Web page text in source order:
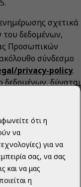
σχετικά
δεδομένων,
Προσωπικών
σύνδεσμο
privacy-policy.
δεδομένων, δύναται
του,
679/2016 Ε.Ε.
εθνική νομοθεσία
στα δεδομένα
η Εντολέας
μέρους ή του
(γ) Το δικαίωμα
ότι η
να
για να
σας, να σας
και να μας
η